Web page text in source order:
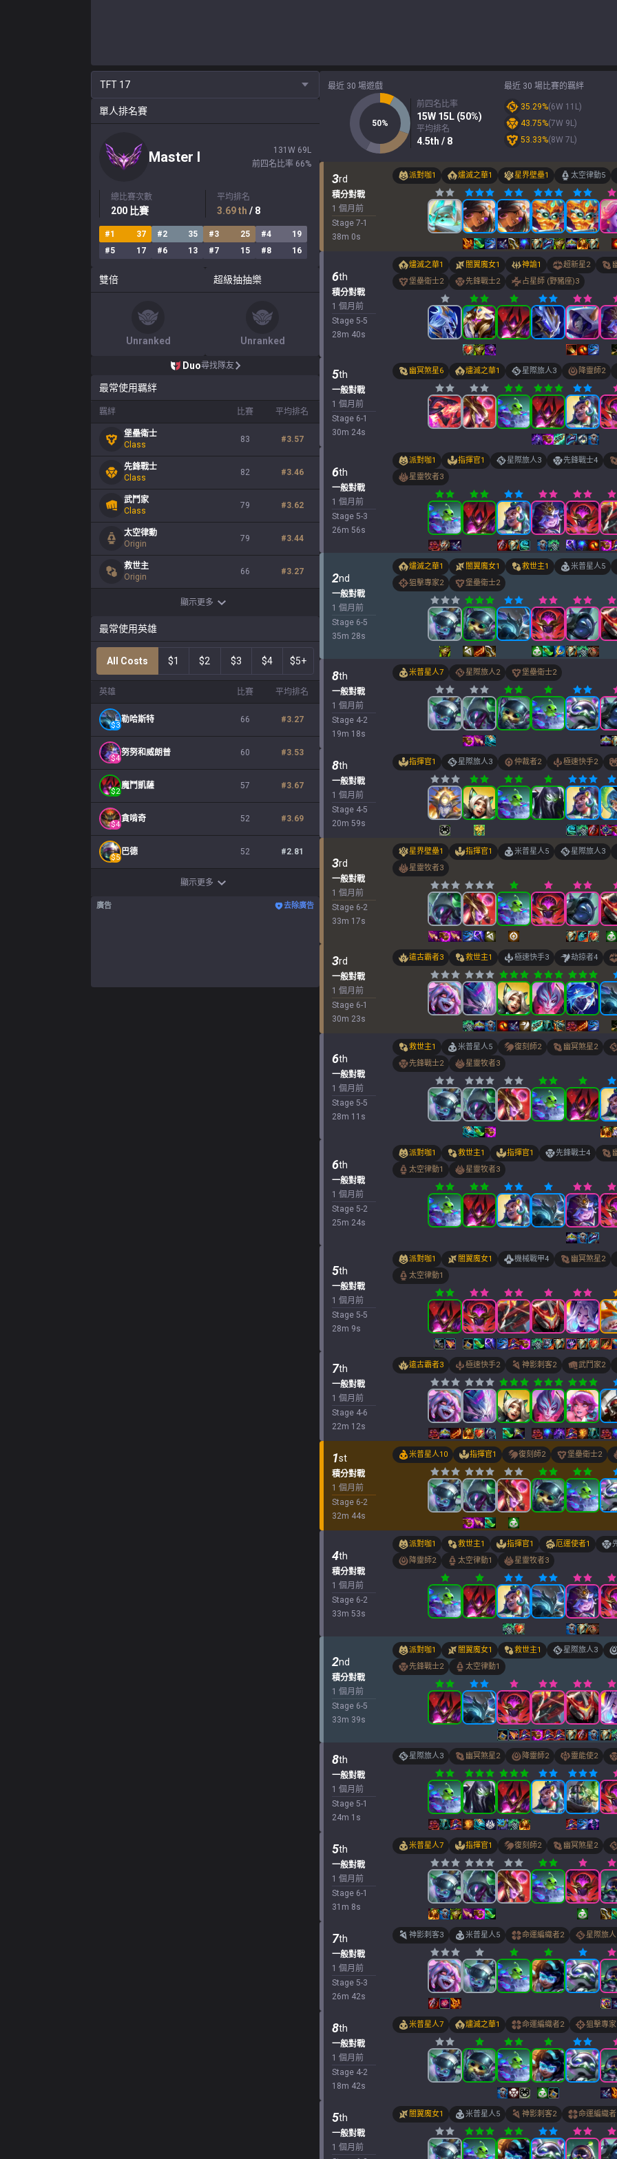
TFT 17
單人排名賽
Master I 131 W 69 L
前四名比率 66%
總比賽次數
200 比賽
平均排名
3.69th / 8
#1 37 #2 35 #3 25 #4
19
#5 17 #6 13 #7 15 #8 16
雙倍
Unranked
超級抽抽樂
Unranked
Duo尋找隊友
最常使用羈絆
羈絆 比賽 平均排名
堡壘衛士
Class
83 #3.57
先鋒戰士
Class
82 #3.46
武鬥家
Class
79 #3.62
太空律動
Origin
79 #3.44
救世主
Origin
66 #3.27
顯示更多
最常使用英雄
All Costs $1 $2 $3 $4 $5+
英雄 比賽 平均排名
$3
勒哈斯特 66 #3.27
$4
努努和威朗普 60 #3.53
$2
魔鬥凱薩 57 #3.67
$4
貪啃奇 52 #3.69
$5
巴德 52 #2.81
顯示更多
廣告 去除廣告
最近 30 場遊戲
50%
前四名比率
15W 15 L (50%)
平均排名
4.5th / 8
最近 30 場比賽的羈絆
35.29%(6W 11 L)
43.75%(7W 9 L)
53.33%(8W 7 L)
3rd
積分對戰
1 個月前
Stage 7-1
38m 0s
派對咖1 燼滅之華1 星界壁壘1 太空律動5
6th
積分對戰
1 個月前
Stage 5-5
28m 40s
燼滅之華1 闇翼魔女1 神諭1 超新星2
堡壘衛士2 先鋒戰士2 占星師 (野豬座)3
5th
一般對戰
1 個月前
Stage 6-1
30m 24s
幽冥煞星6 燼滅之華1 星際旅人3 降靈師2
6th
一般對戰
1 個月前
Stage 5-3
26m 56s
派對咖1 指揮官1 星際旅人3 先鋒戰士4
星靈牧者3
2nd
一般對戰
1 個月前
Stage 6-5
35m 28s
燼滅之華1 闇翼魔女1 救世主1 米普星人5
狙擊專家2 堡壘衛士2
8th
一般對戰
1 個月前
Stage 4-2
19m 18s
米普星人7 星際旅人2 堡壘衛士2
8th
一般對戰
1 個月前
Stage 4-5
20m 59s
指揮官1 星際旅人3 仲裁者2 極速快手2
3rd
一般對戰
1 個月前
Stage 6-2
33m 17s
星界壁壘1 指揮官1 米普星人5 星際旅人3
星靈牧者3
3rd
一般對戰
1 個月前
Stage 6-1
30m 23s
遠古霸者3 救世主1 極速快手3 劫掠者4
6th
一般對戰
1 個月前
Stage 5-5
28m 11 s
救世主1 米普星人5 復刻師2 幽冥煞星2
先鋒戰士2 星靈牧者3
6th
一般對戰
1 個月前
Stage 5-2
25m 24s
派對咖1 救世主1 指揮官1 先鋒戰士4
太空律動1 星靈牧者3
5th
一般對戰
1 個月前
Stage 5-5
28m 9s
派對咖1 闇翼魔女1 機械戰甲4 幽冥煞星2
太空律動1
7th
一般對戰
1 個月前
Stage 4-6
22m 12s
遠古霸者3 極速快手2 神影刺客2 武鬥家2
1st
積分對戰
1 個月前
Stage 6-2
32m 44s
米普星人10 指揮官1 復刻師2 堡壘衛士2
4th
積分對戰
1 個月前
Stage 6-2
33m 53s
派對咖1 救世主1 指揮官1 厄運使者1
降靈師2 太空律動1 星靈牧者3
2nd
積分對戰
1 個月前
Stage 6-5
33m 39s
派對咖1 闇翼魔女1 救世主1 星際旅人3
先鋒戰士2 太空律動1
8th
一般對戰
1 個月前
Stage 5-1
24m 1 s
星際旅人3 幽冥煞星2 降靈師2 靈能使2
5th
一般對戰
1 個月前
Stage 6-1
31 m 8s
米普星人7 指揮官1 復刻師2 幽冥煞星2
7th
一般對戰
1 個月前
Stage 5-3
26m 42s
神影刺客3 米普星人5 命運編織者2 星際旅人
8th
一般對戰
1 個月前
Stage 4-2
18m 42s
米普星人7 燼滅之華1 命運編織者2 狙擊專家
5th
一般對戰
1 個月前
闇翼魔女1 米普星人5 神影刺客2 命運編織者